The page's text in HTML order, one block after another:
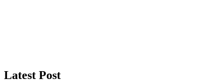
Latest Post